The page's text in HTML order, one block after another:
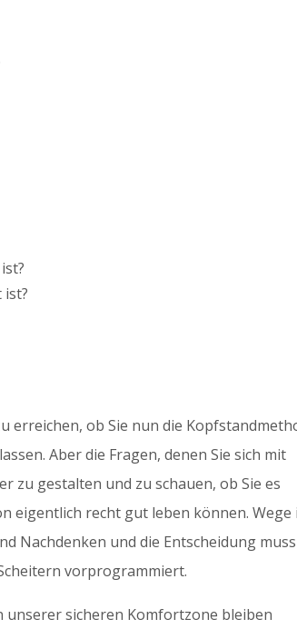
ist?
erreichen, ob Sie nun die
Aber die Fragen, denen Sie sich mit
zu gestalten und zu schauen, ob Sie es
eigentlich recht gut leben können. Wege
Nachdenken und die Entscheidung
vorprogrammiert.
unserer sicheren Komfortzone bleiben